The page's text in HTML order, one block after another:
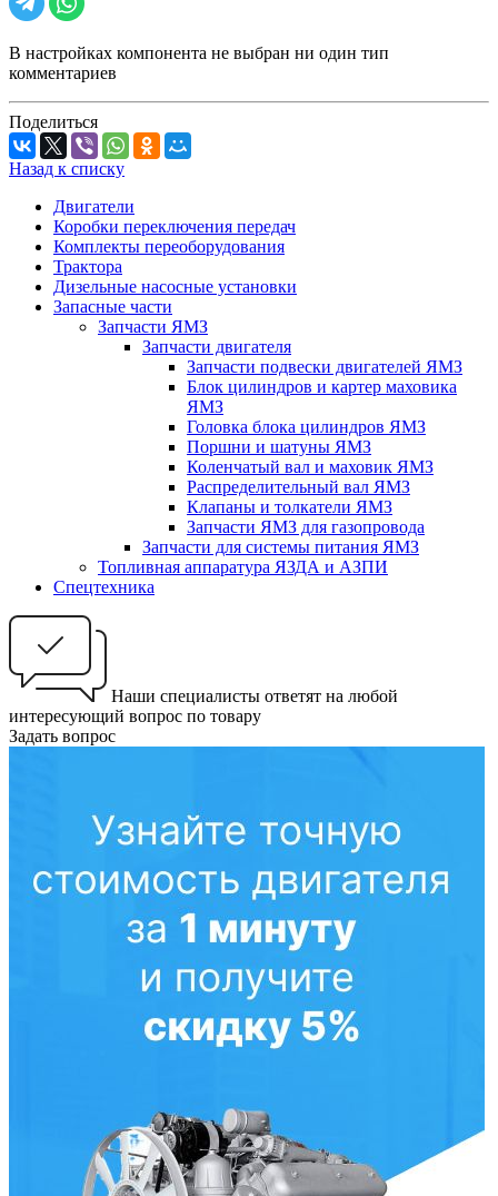
В настройках компонента не выбран ни один тип
комментариев
Поделиться
Назад к списку
Двигатели
Коробки переключения передач
Комплекты переоборудования
Трактора
Дизельные насосные установки
Запасные части
Запчасти ЯМЗ
Запчасти двигателя
Запчасти подвески двигателей ЯМЗ
Блок цилиндров и картер маховика
ЯМЗ
Головка блока цилиндров ЯМЗ
Поршни и шатуны ЯМЗ
Коленчатый вал и маховик ЯМЗ
Распределительный вал ЯМЗ
Клапаны и толкатели ЯМЗ
Запчасти ЯМЗ для газопровода
Запчасти для системы питания ЯМЗ
Топливная аппаратура ЯЗДА и АЗПИ
Спецтехника
Наши специалисты ответят на любой
интересующий вопрос по товару
Задать вопрос